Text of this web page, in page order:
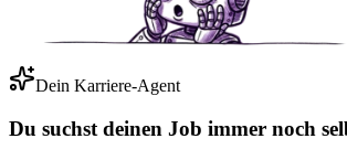
Dein Karriere-Agent
Du suchst deinen Job immer noch